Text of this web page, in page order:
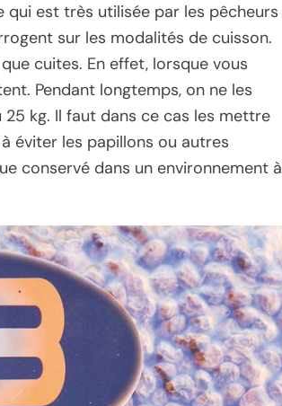
qui est très utilisée par les pêcheurs
sur les modalités de cuisson.
cuites. En effet, lorsque vous
Pendant longtemps, on ne les
kg. Il faut dans ce cas les mettre
éviter les papillons ou autres
conservé dans un environnement à